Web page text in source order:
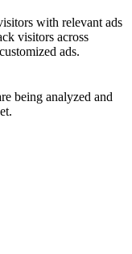
with relevant ads
visitors across
ads.
being analyzed and